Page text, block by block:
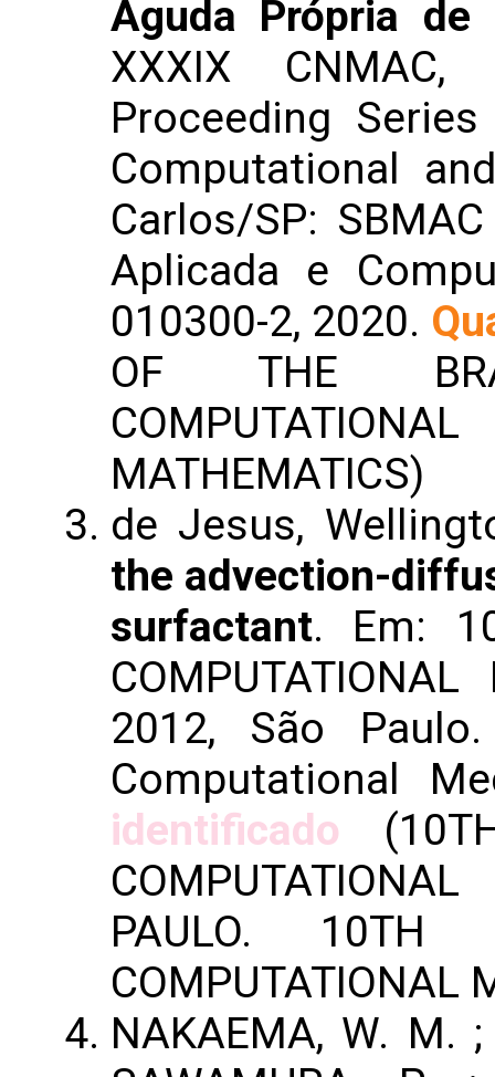
Aguda Própria de
XXXIX
Proceeding
Computational
Carlos/SP:
Aplicada e
010300-2, 2020.
OF THE
MATHEMATICS)
de Jesus,
the advection-
surfactant. Em:
2012, São
Computational
identificado
PAULO. 10TH
COMPUTATIONAL
NAKAEMA, W. M.